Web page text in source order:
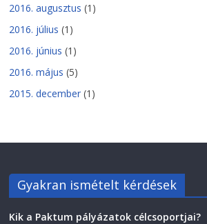
2016. augusztus (1)
2016. július (1)
2016. június (1)
2016. május (5)
2015. december (1)
Gyakran ismételt kérdések
Kik a Paktum pályázatok célcsoportjai?